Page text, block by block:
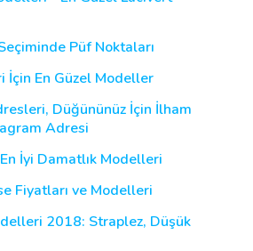
Püf Noktaları
İçin En Güzel Modeller
Düğününüz İçin İlham
Adresi
İyi Damatlık Modelleri
Fiyatları ve Modelleri
2018: Straplez, Düşük